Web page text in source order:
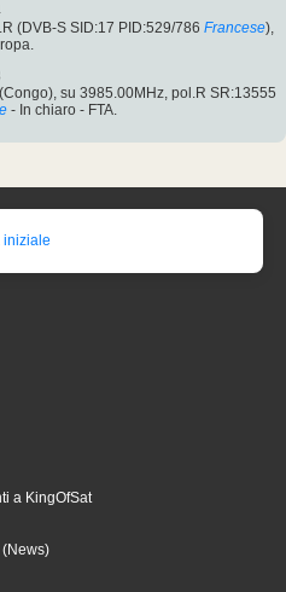
(DVB-S SID:17 PID:529/786 Francese),
(Congo), su 3985.00MHz, pol.R SR:13555
- In chiaro - FTA.
iniziale
a KingOfSat